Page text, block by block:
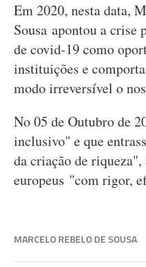
Em 2020, nesta data,
Sousa apontou a crise
de covid-19 como
instituições e
modo irreversível o
No 05 de Outubro de
inclusivo" e que
da criação de
europeus "com rigor,
MARCELO REBELO DE SOUSA